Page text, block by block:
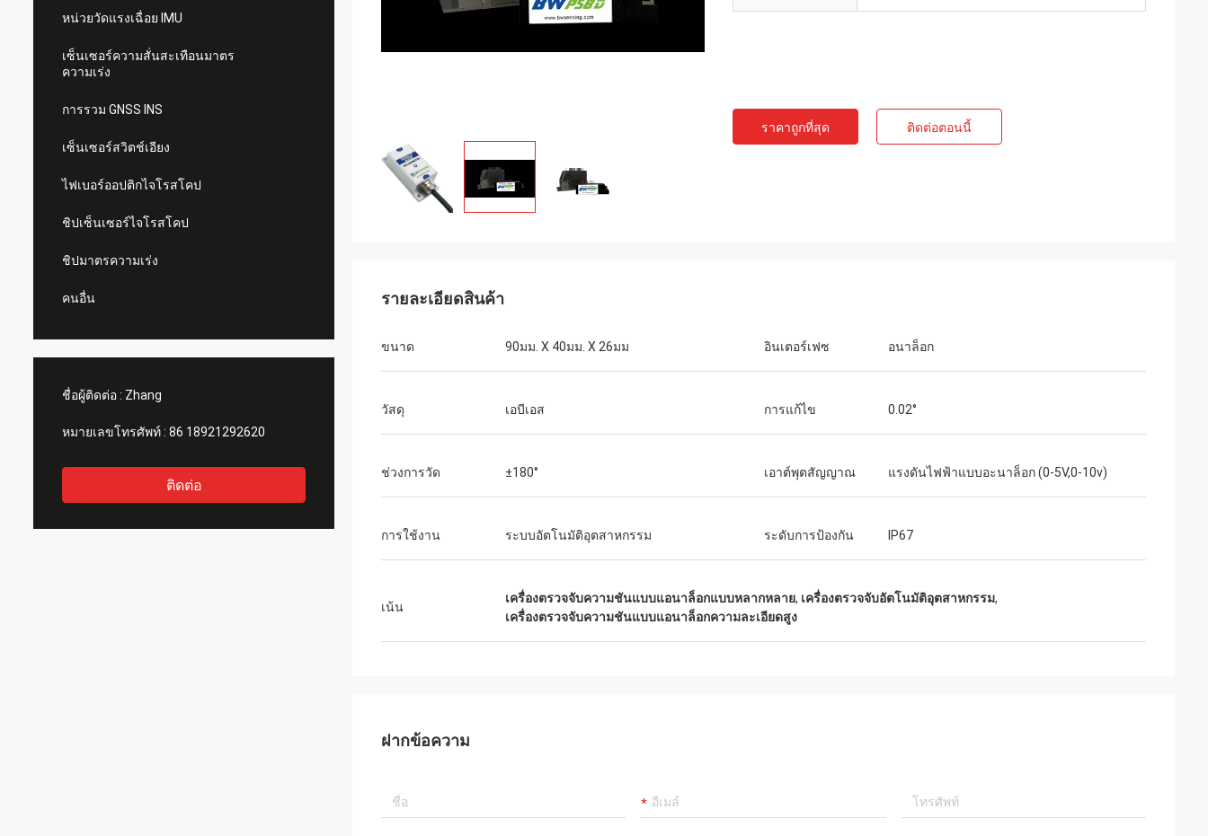
หน่วยวัดแรงเฉื่อย IMU
เซ็นเซอร์ความสั่นสะเทือนมาตร
ความเร่ง
การรวม GNSS INS
เซ็นเซอร์สวิตช์เอียง
ไฟเบอร์ออปติกไจโรสโคป
ชิปเซ็นเซอร์ไจโรสโคป
ชิปมาตรความเร่ง
คนอื่น
ชื่อผู้ติดต่อ : Zhang
หมายเลขโทรศัพท์ : 86 18921292620
ติดต่อ
ราคาถูกที่สุด ติดต่อตอนนี้
รายละเอียดสินค้า
ขนาด 90มม. X 40มม. X 26มม อินเตอร์เฟซ อนาล็อก
วัสดุ เอบีเอส การแก้ไข 0.02°
ช่วงการวัด ±180° เอาต์พุตสัญญาณ แรงดันไฟฟ้าแบบอะนาล็อก (0-5V,0-10v)
การใช้งาน ระบบอัตโนมัติอุตสาหกรรม ระดับการป้องกัน IP67
เน้น
เครื่องตรวจจับความชันแบบแอนาล็อกแบบหลากหลาย, เครื่องตรวจจับอัตโนมัติอุตสาหกรรม,
เครื่องตรวจจับความชันแบบแอนาล็อกความละเอียดสูง
ฝากข้อความ